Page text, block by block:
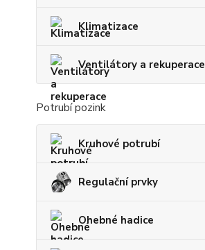
Klimatizace
Ventilátory a rekuperace
Potrubí pozink
Kruhové potrubí
Regulační prvky
Ohebné hadice